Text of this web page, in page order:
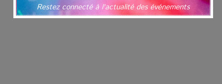
Restez connecté à l'actualité des événements